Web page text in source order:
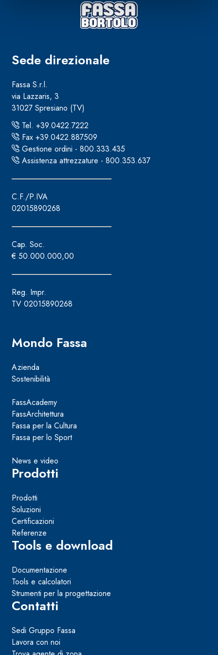
Sede direzionale
Fassa S.r.l.
via Lazzaris, 3
31027 Spresiano (TV)
Tel. +39.0422.7222
Fax +39.0422.887509
Gestione ordini - 800.333.435
Assistenza attrezzature - 800.353.637
C.F./P.IVA
02015890268
Cap. Soc.
€ 50.000.000,00
Reg. Impr.
TV 02015890268
Mondo Fassa
Azienda
Sostenibilità
FassAcademy
FassArchitettura
Fassa per la Cultura
Fassa per lo Sport
News e video
Prodotti
Prodotti
Soluzioni
Certificazioni
Referenze
Tools e download
Documentazione
Tools e calcolatori
Strumenti per la progettazione
Contatti
Sedi Gruppo Fassa
Lavora con noi